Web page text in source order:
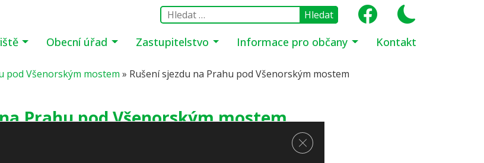
Obecní úřad Zastupitelstvo Informace pro občany Kontakt
pod Všenorským mostem » Rušení sjezdu na Prahu pod Všenorským mostem
Prahu pod Všenorským mostem
Zavřít cookie lištu GDPR